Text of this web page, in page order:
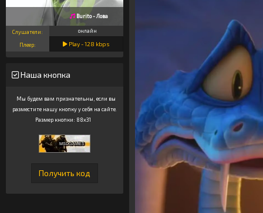
Burito - Лова
Слушатели: онлайн
Плеер: Play -128 kbps
Наша кнопка
Мы будем вам признательны, если вы
разместите нашу кнопку у себя на сайте.
Размер кнопки: 88x31